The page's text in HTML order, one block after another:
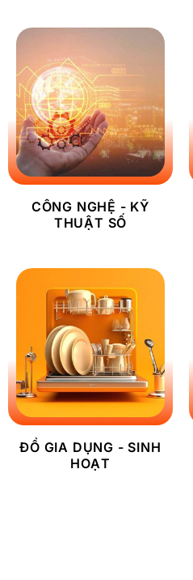
CÔNG NGHỆ - KỸ
THUẬT SỐ
ĐỒ GIA DỤNG - SINH
HOẠT